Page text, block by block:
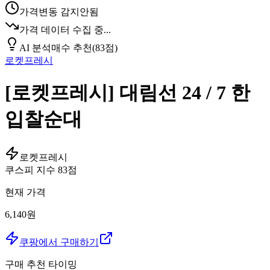
가격변동 감지안됨
가격 데이터 수집 중...
AI 분석매수 추천(83점)
로켓프레시
[로켓프레시] 대림선 24 / 7 한
입찰순대
로켓프레시
쿠스피 지수 83점
현재 가격
6,140원
쿠팡에서 구매하기
구매 추천 타이밍